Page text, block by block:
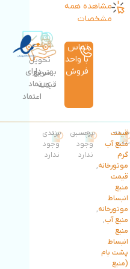
مشاهده همه
مشخصات
بهترین
قیمت
تحویل
سریع
کالا
دارای
نماد
اعتماد
تماس
با واحد
فروش
دسته
بندی:
قیمت
منبع آب
گرم
موتورخانه,
قیمت
منبع
انبساط
موتورخانه,
منبع آب,
منبع
انبساط
پشت بام
(منبع
برچسب:
برچسبی
وجود
ندارد
برند:
برندی
وجود
ندارد